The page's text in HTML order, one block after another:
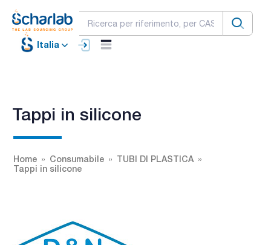
Italia
Tappi in silicone
Home Consumabile
TUBI DI PLASTICA
Tappi in silicone